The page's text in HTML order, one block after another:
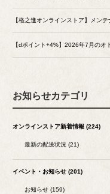
【格之進オンラインストア】メン
【dポイント+4%】2026年7月のオ
お知らせカテゴリ
オンラインストア新着情報 (224)
最新の配送状況 (21)
イベント・お知らせ (201)
お知らせ (159)